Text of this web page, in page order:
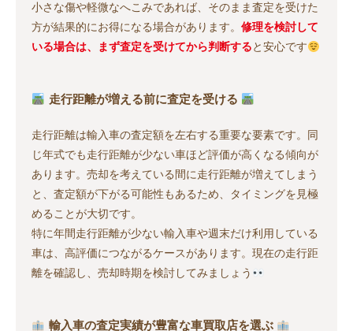
小さな傷や軽微なへこみであれば、そのまま査定を受けた
方が結果的にお得になる場合があります。 修理を検討して
いる場合は、まず査定を受けてから判断すると安心です
走行距離が増える前に査定を受ける
走行距離は輸入車の査定額を左右する重要な要素です。同
じ年式でも走行距離が少ない車ほど評価が高くなる傾向が
あります。売却を考えている間に走行距離が増えてしまう
と、査定額が下がる可能性もあるため、タイミングを見極
めることが大切です。
特に年間走行距離が少ない輸入車や週末だけ利用している
車は、高評価につながるケースがあります。現在の走行距
離を確認し、売却時期を検討してみましょう
輸入車の査定実績が豊富な車買取店を選ぶ